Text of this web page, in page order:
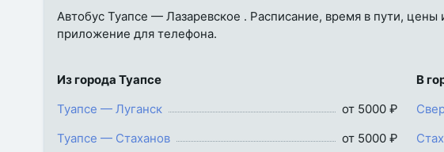
Автобус Туапсе — Лазаревское . Расписание, время в пути, цены
приложение для телефона.
Из города Туапсе
Туапсе — Луганск
от 5000 ₽
Туапсе — Стаханов
от 5000 ₽
В